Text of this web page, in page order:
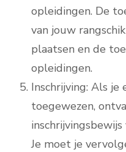
opleidingen. De
van jouw
plaatsen en de
opleidingen.
Inschrijving: Als
toegewezen,
Je moet je